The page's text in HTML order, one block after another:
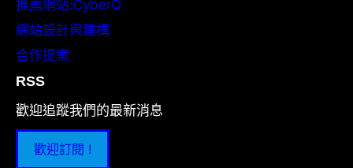
推薦網站:CyberQ
網站設計與建構
合作提案
RSS
歡迎追蹤我們的最新消息
歡迎訂閱 !